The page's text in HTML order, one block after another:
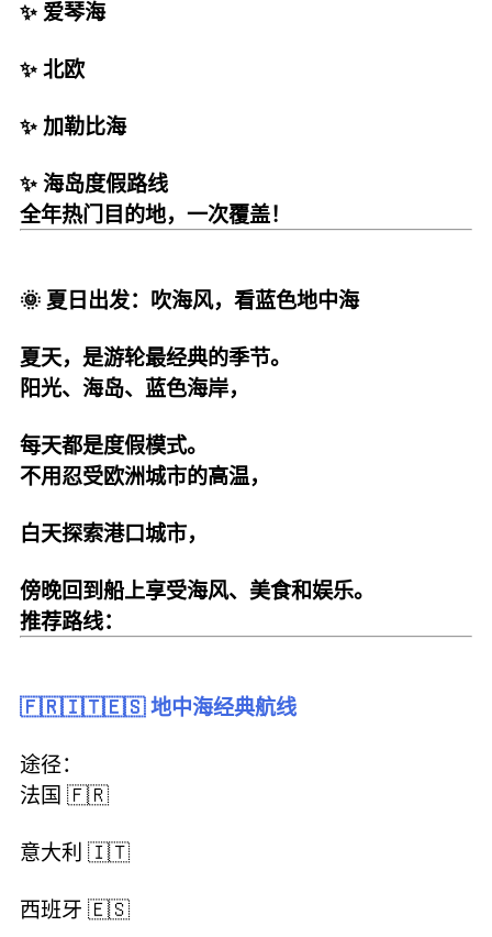
✨ 爱琴海
✨ 北欧
✨ 加勒比海
✨ 海岛度假路线
全年热门目的地，一次覆盖！
🌞 夏日出发：吹海风，看蓝色地中海
夏天，是游轮最经典的季节。
阳光、海岛、蓝色海岸，
每天都是度假模式。
不用忍受欧洲城市的高温，
白天探索港口城市，
傍晚回到船上享受海风、美食和娱乐。
推荐路线：
🇫🇷🇮🇹🇪🇸 地中海经典航线
途径：
法国 🇫🇷
意大利 🇮🇹
西班牙 🇪🇸